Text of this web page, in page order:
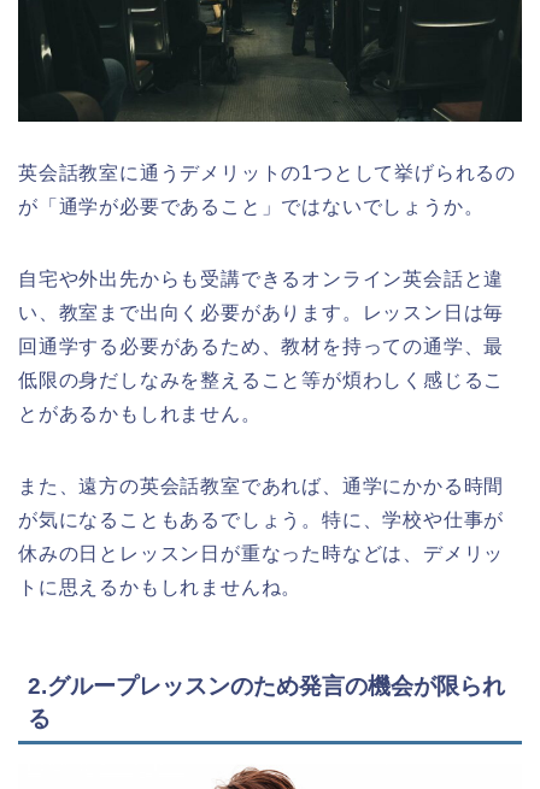
英会話教室に通うデメリットの1つとして挙げられるの
が「通学が必要であること」ではないでしょうか。
自宅や外出先からも受講できるオンライン英会話と違
い、教室まで出向く必要があります。レッスン日は毎
回通学する必要があるため、教材を持っての通学、最
低限の身だしなみを整えること等が煩わしく感じるこ
とがあるかもしれません。
また、遠方の英会話教室であれば、通学にかかる時間
が気になることもあるでしょう。特に、学校や仕事が
休みの日とレッスン日が重なった時などは、デメリッ
トに思えるかもしれませんね。
2.グループレッスンのため発言の機会が限られ
る